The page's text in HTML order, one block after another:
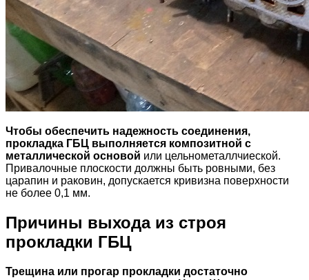
Чтобы обеспечить надежность соединения,
прокладка ГБЦ выполняется композитной с
металлической основой или цельнометаллчиеской.
Привалочные плоскости должны быть ровными, без
царапин и раковин, допускается кривизна поверхности
не более 0,1 мм.
Причины выхода из строя
прокладки ГБЦ
Трещина или прогар прокладки достаточно